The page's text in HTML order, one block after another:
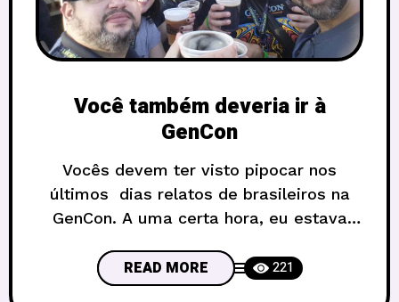
Você também deveria ir à
GenCon
Vocês devem ter visto pipocar nos
últimos dias relatos de brasileiros na
GenCon. A uma certa hora, eu estava
disse, “você deve ser o 50o brasileiro
que eu encontro aqui esses dias!”. A
READ MORE 221